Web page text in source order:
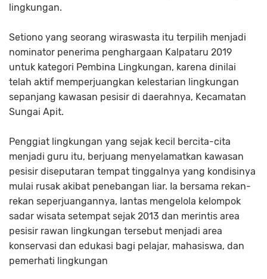
lingkungan.
Setiono yang seorang wiraswasta itu terpilih menjadi
nominator penerima penghargaan Kalpataru 2019
untuk kategori Pembina Lingkungan, karena dinilai
telah aktif memperjuangkan kelestarian lingkungan
sepanjang kawasan pesisir di daerahnya, Kecamatan
Sungai Apit.
Penggiat lingkungan yang sejak kecil bercita-cita
menjadi guru itu, berjuang menyelamatkan kawasan
pesisir diseputaran tempat tinggalnya yang kondisinya
mulai rusak akibat penebangan liar. Ia bersama rekan-
rekan seperjuangannya, lantas mengelola kelompok
sadar wisata setempat sejak 2013 dan merintis area
pesisir rawan lingkungan tersebut menjadi area
konservasi dan edukasi bagi pelajar, mahasiswa, dan
pemerhati lingkungan